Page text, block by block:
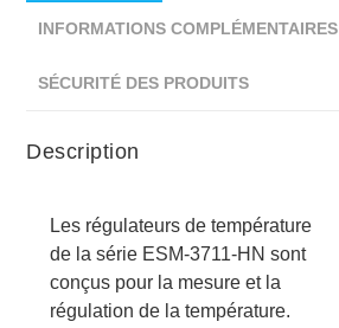
INFORMATIONS COMPLÉMENTAIRES
SÉCURITÉ DES PRODUITS
Description
Les régulateurs de température
de la série ESM-3711-HN sont
conçus pour la mesure et la
régulation de la température.